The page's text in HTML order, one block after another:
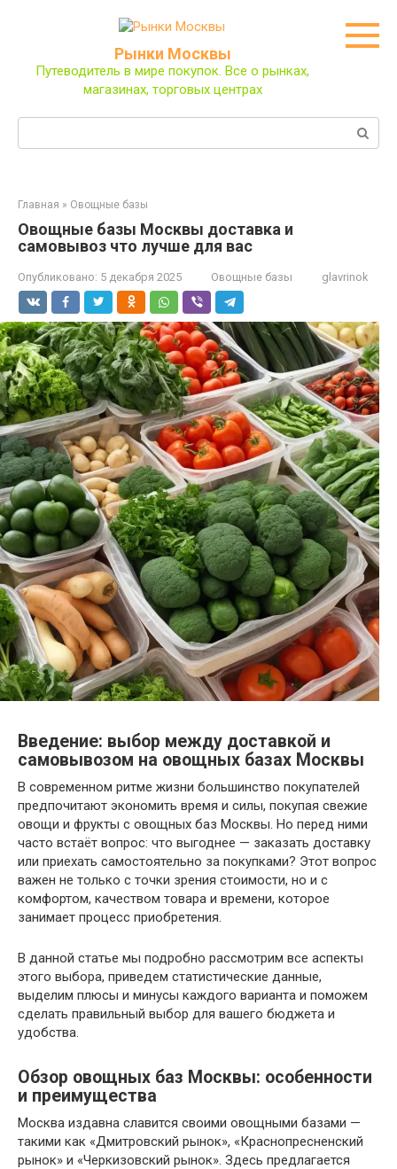
Рынки Москвы
Путеводитель в мире покупок. Все о рынках,
магазинах, торговых центрах
Главная » Овощные базы
Овощные базы Москвы доставка и
самовывоз что лучше для вас
Опубликовано: 5 декабря 2025 Овощные базы glavrinok
Введение: выбор между доставкой и
самовывозом на овощных базах Москвы
В современном ритме жизни большинство покупателей
предпочитают экономить время и силы, покупая свежие
овощи и фрукты с овощных баз Москвы. Но перед ними
часто встаёт вопрос: что выгоднее — заказать доставку
или приехать самостоятельно за покупками? Этот вопрос
важен не только с точки зрения стоимости, но и с
комфортом, качеством товара и времени, которое
занимает процесс приобретения.
В данной статье мы подробно рассмотрим все аспекты
этого выбора, приведем статистические данные,
выделим плюсы и минусы каждого варианта и поможем
сделать правильный выбор для вашего бюджета и
удобства.
Обзор овощных баз Москвы: особенности
и преимущества
Москва издавна славится своими овощными базами —
такими как «Дмитровский рынок», «Краснопресненский
рынок» и «Черкизовский рынок». Здесь предлагается